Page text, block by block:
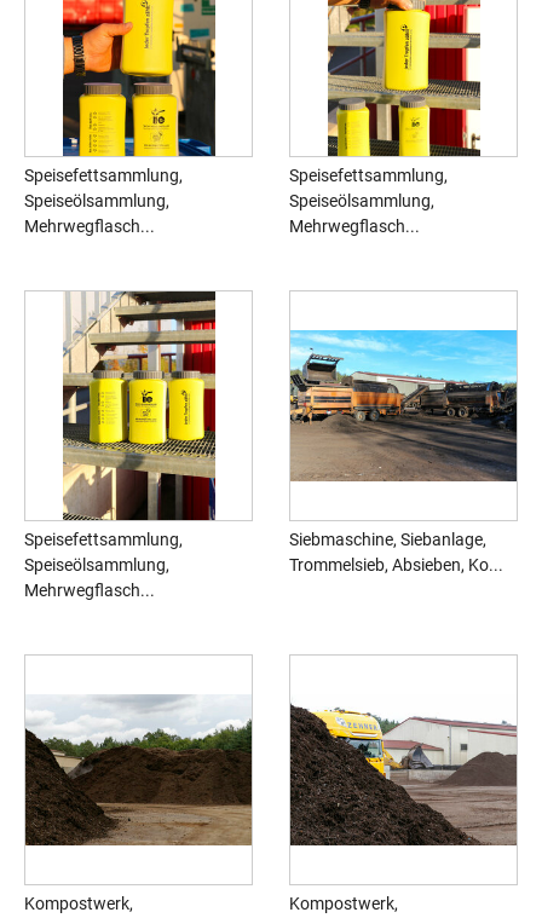
Speisefettsammlung,
Speiseölsammlung,
Mehrwegflasch...
Speisefettsammlung,
Speiseölsammlung,
Mehrwegflasch...
Speisefettsammlung,
Speiseölsammlung,
Mehrwegflasch...
Siebmaschine, Siebanlage,
Trommelsieb, Absieben, Ko...
Kompostwerk,
Kompostwerk,